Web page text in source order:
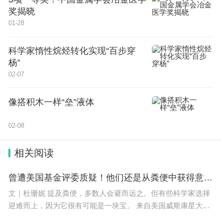
奖揭晓
01-28
科学家惰性烷烃转化实现“百步穿
杨”
02-07
像搭积木一样“垒”液体
02-08
相关阅读
曾遭美国基金评委质疑！他们还是从粪便中获得意外发现
文｜杜珊妮 提及粪便，多数人会避而远之。但有些科学家选择
迎难而上，因为它很有可能是一块宝。 来自美国威斯康星大学